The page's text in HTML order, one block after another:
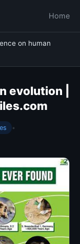
Home
on human
evolution |
•